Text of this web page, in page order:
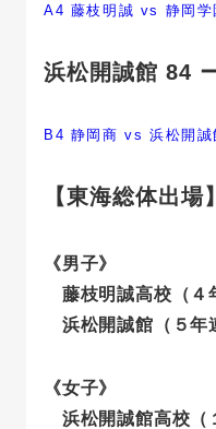
A4 藤枝明誠 vs 静岡学
浜松開誠館 84
B4 静岡商 vs 浜松開誠
【東海総体出場】
《男子》
藤枝明誠高校（４
浜松開誠館（５年
《女子》
浜松開誠館高校（